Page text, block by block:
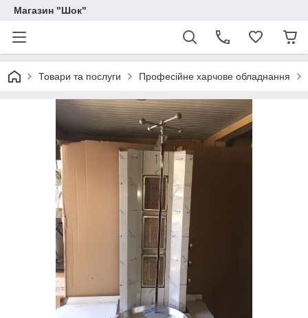
Магазин "Шок"
Товари та послуги Професійне харчове обладнання